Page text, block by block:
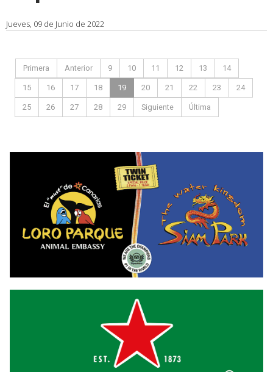
Jueves, 09 de Junio de 2022
Primera Anterior 9 10 11 12 13 14
15 16 17 18 19 20 21 22 23 24
25 26 27 28 29 Siguiente Última